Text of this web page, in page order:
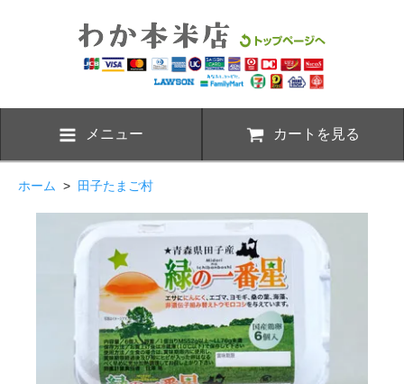
メニュー カートを見る
ホーム > 田子たまご村